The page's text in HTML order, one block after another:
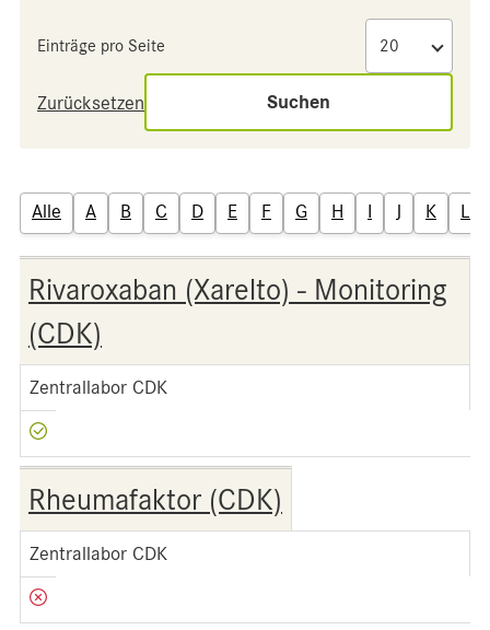
Einträge pro Seite
Zurücksetzen Suchen
Alle A B C D E F G H I J K L
Rivaroxaban (Xarelto) - Monitoring
(CDK)
Zentrallabor CDK
Rheumafaktor (CDK)
Zentrallabor CDK